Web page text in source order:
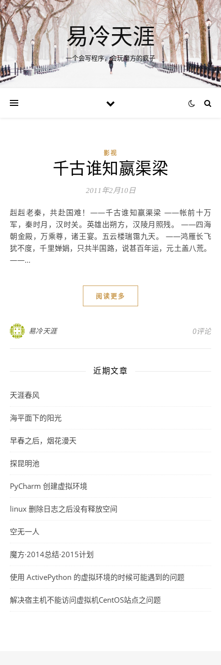
易冷天涯
一个会写程序，会玩魔方的疯子
影视
千古谁知嬴渠梁
2011年2月10日
赳赳老秦，共赴国难！——千古谁知嬴渠梁 ——帐前十万
军，秦时月，汉时关。英雄出朔方，汉陵月照残。 ——四海
朝金殿，万乘尊，诸王宴。五云楼瑞霭九天。 ——鸿雁长飞
犹不度，千里婵娟，只共半国路，说甚百年运，元土盖八荒。
——…
阅读更多
易冷天涯 0评论
近期文章
天涯春风
海平面下的阳光
早春之后，烟花漫天
探昆明池
PyCharm 创建虚拟环境
linux 删除日志之后没有释放空间
空无一人
魔方·2014总结·2015计划
使用 ActivePython 的虚拟环境的时候可能遇到的问题
解决宿主机不能访问虚拟机CentOS站点之问题